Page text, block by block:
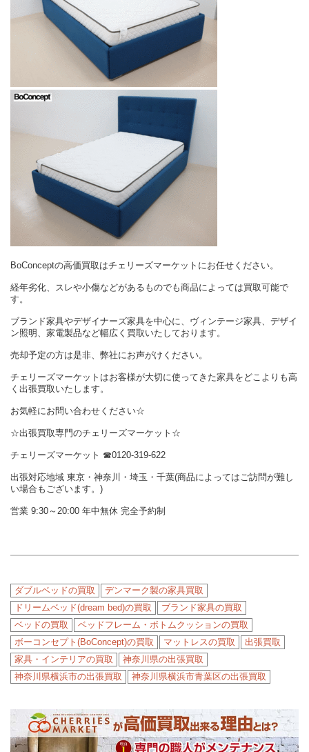
BoConceptの高価買取はチェリーズマーケットにお任せください。
経年劣化、スレや小傷などがあるものでも商品によっては買取可能で
す。
ブランド家具やデザイナーズ家具を中心に、ヴィンテージ家具、デザイ
ン照明、家電製品など幅広く買取いたしております。
売却予定の方は是非、弊社にお声がけください。
チェリーズマーケットはお客様が大切に使ってきた家具をどこよりも高
く出張買取いたします。
お気軽にお問い合わせください☆
☆出張買取専門のチェリーズマーケット☆
チェリーズマーケット ☎︎0120-319-622
出張対応地域 東京・神奈川・埼玉・千葉(商品によってはご訪問が難し
い場合もございます。)
営業 9:30～20:00 年中無休 完全予約制
ダブルベッドの買取
デンマーク製の家具買取
ドリームベッド(dream bed)の買取
ブランド家具の買取
ベッドの買取
ベッドフレーム・ボトムクッションの買取
ボーコンセプト(BoConcept)の買取
マットレスの買取
出張買取
家具・インテリアの買取
神奈川県の出張買取
神奈川県横浜市の出張買取
神奈川県横浜市青葉区の出張買取